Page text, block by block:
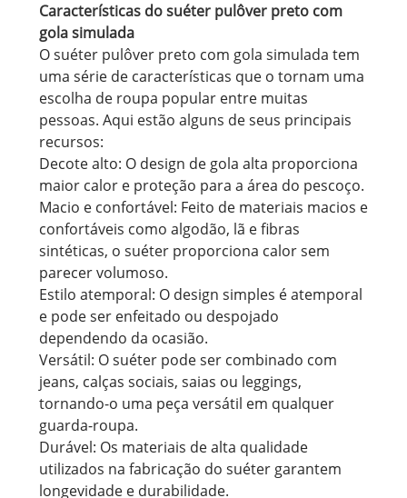
Características do suéter pulôver preto com
gola simulada
O suéter pulôver preto com gola simulada tem
uma série de características que o tornam uma
escolha de roupa popular entre muitas
pessoas. Aqui estão alguns de seus principais
recursos:
Decote alto: O design de gola alta proporciona
maior calor e proteção para a área do pescoço.
Macio e confortável: Feito de materiais macios e
confortáveis ​​como algodão, lã e fibras
sintéticas, o suéter proporciona calor sem
parecer volumoso.
Estilo atemporal: O design simples é atemporal
e pode ser enfeitado ou despojado
dependendo da ocasião.
Versátil: O suéter pode ser combinado com
jeans, calças sociais, saias ou leggings,
tornando-o uma peça versátil em qualquer
guarda-roupa.
Durável: Os materiais de alta qualidade
utilizados na fabricação do suéter garantem
longevidade e durabilidade.